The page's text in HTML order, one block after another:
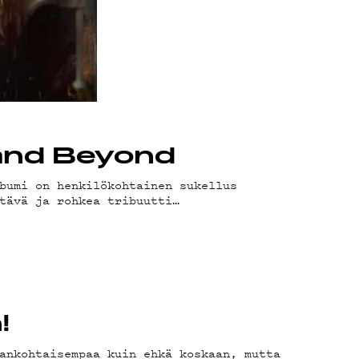
Beyond
on henkilökohtainen sukellus
ja rohkea tribuutti…
kuin ehkä koskaan, mutta